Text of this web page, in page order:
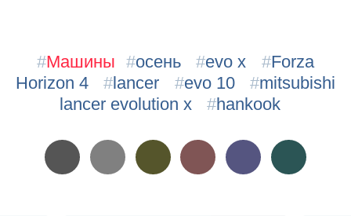
#Машины #осень #evo x #Forza
Horizon 4
# lancer #evo 10 #mitsubishi
lancer evolution x
#hankook